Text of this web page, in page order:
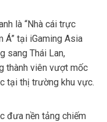
là “Nhà cái trực
Á” tại iGaming Asia
sang Thái Lan,
thành viên vượt mốc
tại thị trường khu vực.
đưa nền tảng chiếm